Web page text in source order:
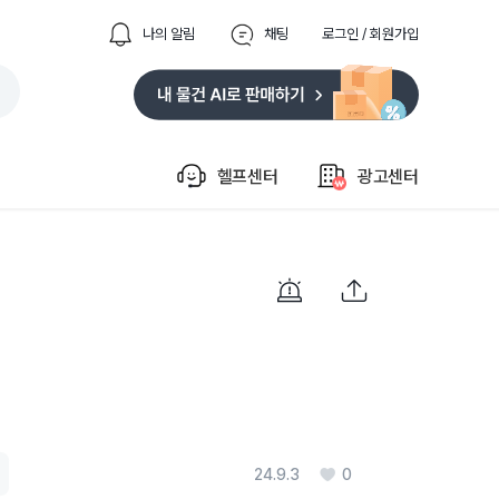
나의 알림 채팅 로그인 / 회원가입
헬프센터 광고센터
24.9.3 0